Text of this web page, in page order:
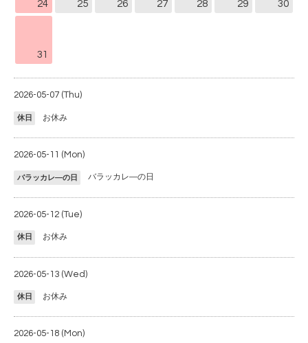
24 25 26 27 28 29 30
31
2026-05-07 (Thu)
休日 お休み
2026-05-11 (Mon)
バラッカレ―の日 バラッカレ―の日
2026-05-12 (Tue)
休日 お休み
2026-05-13 (Wed)
休日 お休み
2026-05-18 (Mon)